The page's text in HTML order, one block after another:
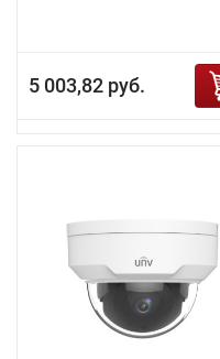
5 003,82 руб.